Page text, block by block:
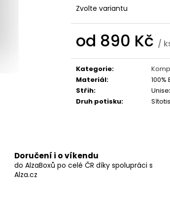
Zvolte variantu
od 890 Kč /
cena:
Kategorie:
Materiál:
100%
Střih:
Druh potisku:
Doručení i o víkendu
do AlzaBoxů po celé ČR díky spolupráci s
Alza.cz
490 Kč